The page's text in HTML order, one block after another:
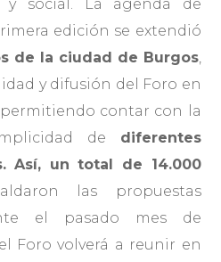
y social. La agenda de
edición se extendió
de la ciudad de Burgos,
y difusión del Foro en
contar con la
de diferentes
Así, un total de 14.000
las propuestas
el pasado mes de
Foro volverá a reunir en